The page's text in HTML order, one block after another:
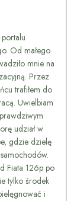
Od małego
mnie na
Przez
trafiłem do
Uwielbiam
udział w
gdzie dzielę
Fiata 126p po
tylko środek
i